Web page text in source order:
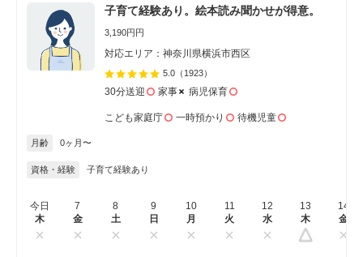
子育て経験あり。絵本読み聞かせが得意。
3,190円円
対応エリア：神奈川県横浜市西区
5.0 （1923）
30分送迎 家事 病児保育
こども家庭庁 一時預かり 待機児童
月齢 0ヶ月〜
資格・経験 子育て経験あり
今日
木
7
金
8
土
9
日
10
月
11
火
12
水
13
木
14
金